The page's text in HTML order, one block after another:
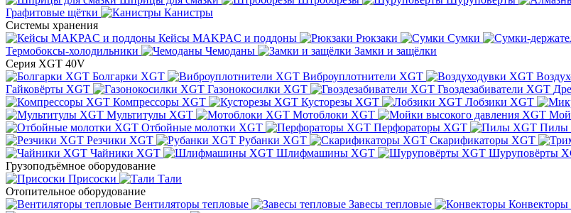
Графитовые щётки
Канистры
Системы хранения
Кейсы MAKPAC и поддоны
Рюкзаки Сумки
Термобоксы-холодильники
Чемоданы
Замки и защёлки
Серия XGT 40V
Болгарки XGT
Виброуплотнители XGT
Гайковёрты XGT
Газонокосилки XGT Гвоздезабиватели XGT
Компрессоры XGT
Кусторезы XGT Лобзики XGT
Мультитулы XGT
Мотоблоки XGT
Отбойные молотки XGT
Перфораторы XGT Пилы
Резчики XGT
Рубанки XGT Скарификаторы XGT
Чайники XGT
Шлифмашины XGT
Шуруповёрты
Грузоподъёмное оборудование
Присоски
Тали
Отопительное оборудование
Вентиляторы тепловые
Завесы тепловые Конвекторы